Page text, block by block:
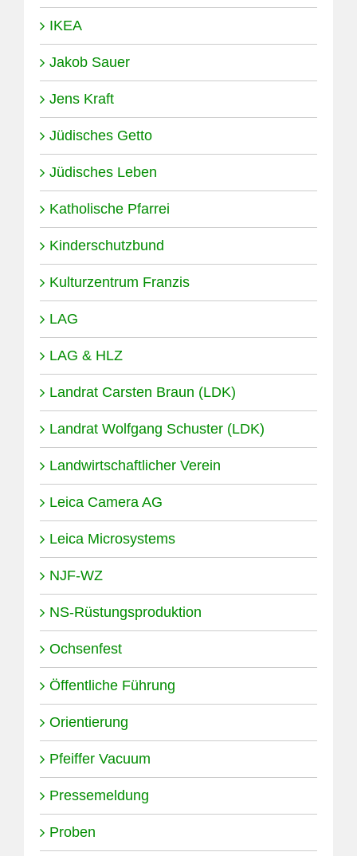
IKEA
Jakob Sauer
Jens Kraft
Jüdisches Getto
Jüdisches Leben
Katholische Pfarrei
Kinderschutzbund
Kulturzentrum Franzis
LAG
LAG & HLZ
Landrat Carsten Braun (LDK)
Landrat Wolfgang Schuster (LDK)
Landwirtschaftlicher Verein
Leica Camera AG
Leica Microsystems
NJF-WZ
NS-Rüstungsproduktion
Ochsenfest
Öffentliche Führung
Orientierung
Pfeiffer Vacuum
Pressemeldung
Proben